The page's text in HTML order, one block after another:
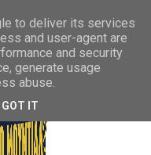
to deliver its services
and user-agent are
and security
generate usage
abuse.
GOT IT